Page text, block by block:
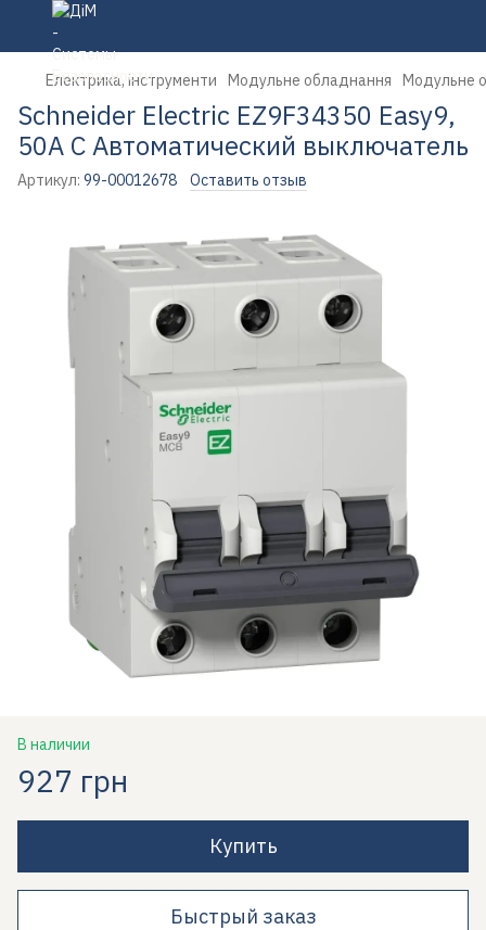
Електрика, інструменти Модульне обладнання Модульне
Schneider Electric EZ9F34350 Easy9,
50A C Автоматический выключатель
Артикул: 99-00012678 Оставить отзыв
В наличии
927 грн
Купить
Быстрый заказ